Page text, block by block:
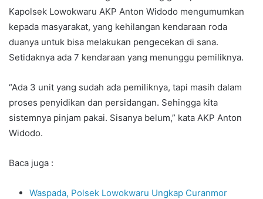
Kapolsek Lowokwaru AKP Anton Widodo mengumumkan
kepada masyarakat, yang kehilangan kendaraan roda
duanya untuk bisa melakukan pengecekan di sana.
Setidaknya ada 7 kendaraan yang menunggu pemiliknya.
“Ada 3 unit yang sudah ada pemiliknya, tapi masih dalam
proses penyidikan dan persidangan. Sehingga kita
sistemnya pinjam pakai. Sisanya belum,” kata AKP Anton
Widodo.
Baca juga :
Waspada, Polsek Lowokwaru Ungkap Curanmor